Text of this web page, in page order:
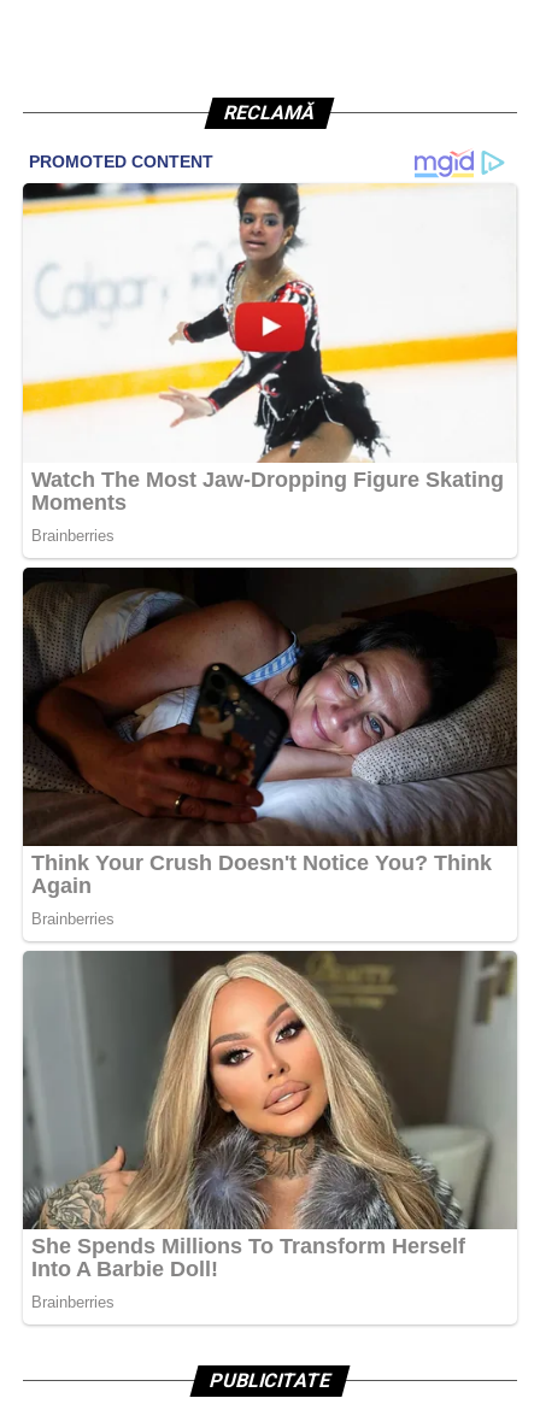
RECLAMĂ
PUBLICITATE